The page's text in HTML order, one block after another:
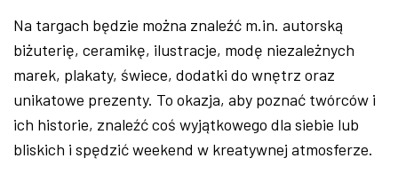
Na targach będzie można znaleźć m.in. autorską
biżuterię, ceramikę, ilustracje, modę niezależnych
marek, plakaty, świece, dodatki do wnętrz oraz
unikatowe prezenty. To okazja, aby poznać twórców i
ich historie, znaleźć coś wyjątkowego dla siebie lub
bliskich i spędzić weekend w kreatywnej atmosferze.